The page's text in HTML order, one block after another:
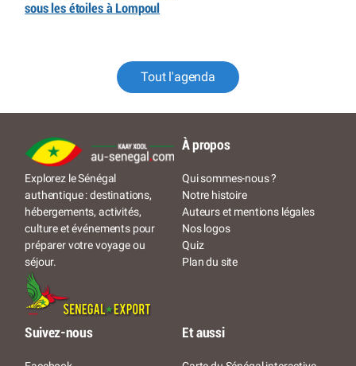
sous les étoiles à Lompoul
Tout l'agenda
Explorez le Sénégal
authentique : destinations,
hébergements, activités,
culture et événements pour
préparer votre voyage ou
séjour.
À propos
Qui sommes-nous ?
Notre histoire
Auteurs et mentions légales
Nos logos
Quiz
Plan du site
Suivez-nous Et aussi